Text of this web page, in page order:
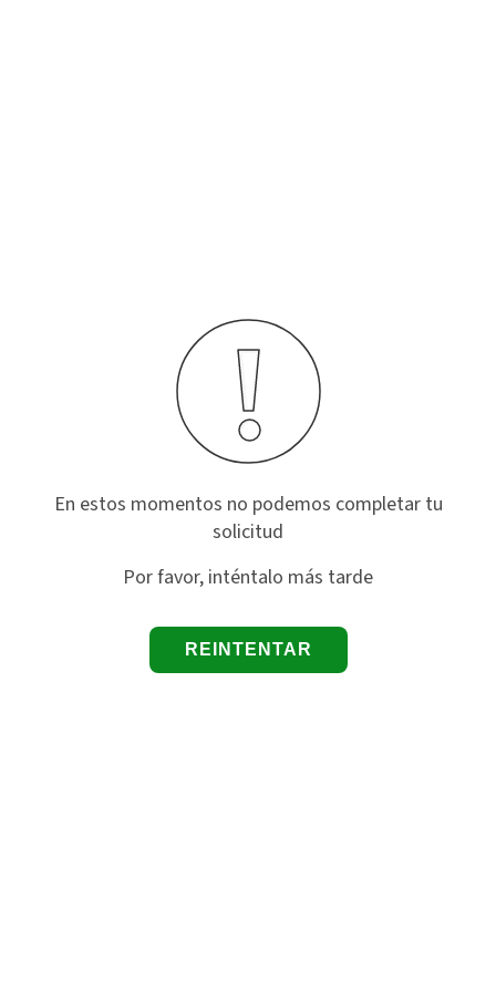
En estos momentos no podemos completar tu
solicitud
Por favor, inténtalo más tarde
REINTENTAR